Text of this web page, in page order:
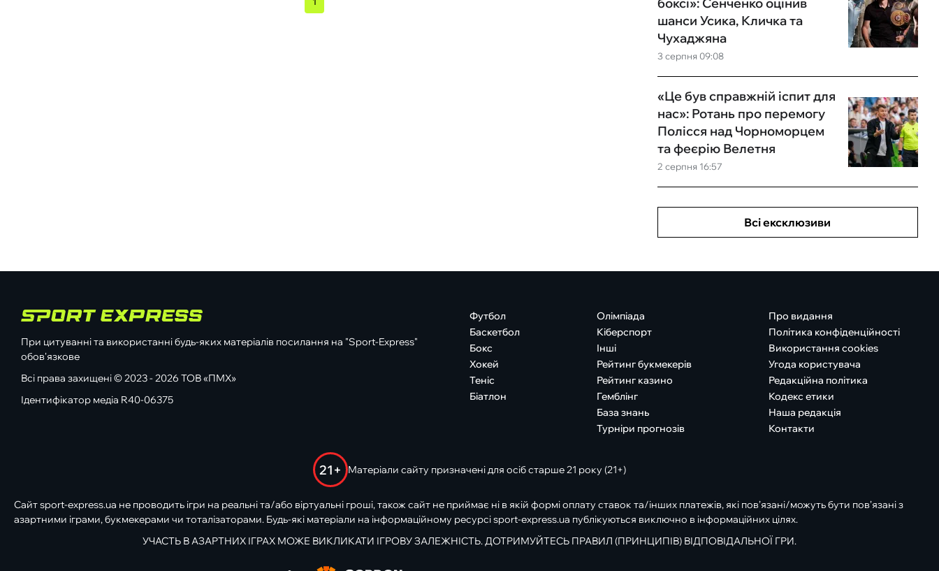
3 серпня 09:08
шанси Усика, Кличка та
Чухаджяна
2 серпня 16:57
«Це був справжній іспит для
нас»: Ротань про перемогу
Полісся над Чорноморцем
та феєрію Велетня
Всі ексклюзиви
При цитуванні та використанні будь-яких матеріалів посилання на "Sport-Express"
обов'язкове
Всі права захищені © 2023 - 2026 ТОВ «ПМХ»
Ідентифікатор медіа R40-06375
Футбол
Баскетбол
Бокс
Хокей
Теніс
Біатлон
Олімпіада
Кіберспорт
Інші
Рейтинг букмекерів
Рейтинг казино
Гемблінг
База знань
Турніри прогнозів
Про видання
Політика конфіденційності
Використання cookies
Угода користувача
Редакційна політика
Кодекс етики
Наша редакція
Контакти
21+ Матеріали сайту призначені для осіб старше 21 року (21+)
Сайт sport-express.ua не проводить ігри на реальні та/або віртуальні гроші, також сайт не приймає ні в якій формі оплату ставок та/інших платежів, які пов’язані/можуть бути пов’язані з
азартними іграми, букмекерами чи тоталізаторами. Будь-які матеріали на інформаційному ресурсі sport-express.ua публікуються виключно в інформаційних цілях.
УЧАСТЬ В АЗАРТНИХ ІГРАХ МОЖЕ ВИКЛИКАТИ ІГРОВУ ЗАЛЕЖНІСТЬ. ДОТРИМУЙТЕСЬ ПРАВИЛ (ПРИНЦИПІВ) ВІДПОВІДАЛЬНОЇ ГРИ.